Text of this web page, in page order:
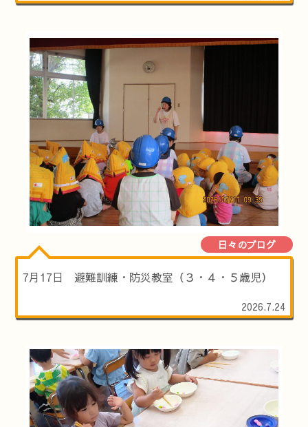
日々のブログ
7月17日 避難訓練・防災教室（３・４・５歳児）
2026.7.24